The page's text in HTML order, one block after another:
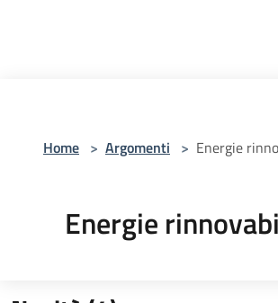
Home > Argomenti > Energie
Energie